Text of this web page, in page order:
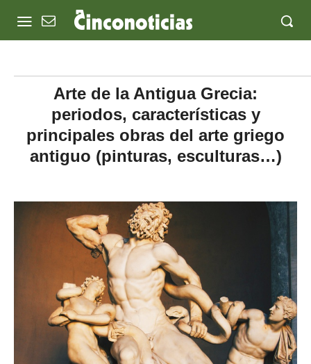
Arte de la Antigua Grecia:
periodos, características y
principales obras del arte griego
antiguo (pinturas, esculturas…)